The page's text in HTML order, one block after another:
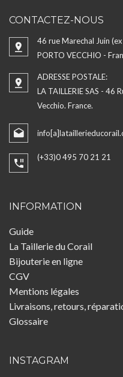
CONTACTEZ-NOUS
46 rue Marechal Juin
PORTO VECCHIO -
ADRESSE POSTALE:
LA TAILLERIE SAS - 46
Vecchio. France.
(+33)0 495 70 21 21
INFORMATION
Guide
La Taillerie du Corail
Bijouterie en ligne
CGV
Mentions légales
Livraisons, retours,
Glossaire
INSTAGRAM